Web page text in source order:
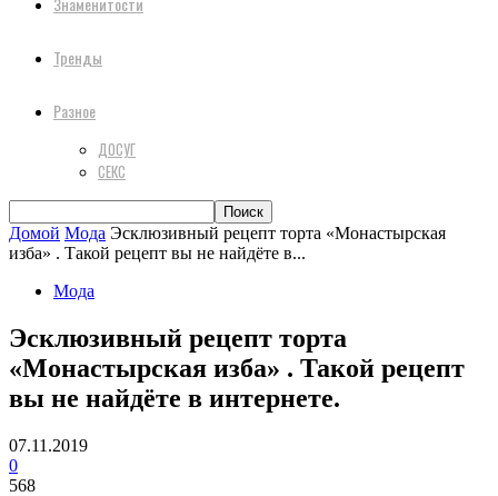
Тренды
Разное
ДОСУГ
СЕКС
Домой Мода Эсклюзивный рецепт торта «Монастырская
изба» . Такой рецепт вы не найдёте в...
Мода
Эсклюзивный рецепт торта
«Монастырская изба» . Такой рецепт
вы не найдёте в интернете.
07.11.2019
0
568